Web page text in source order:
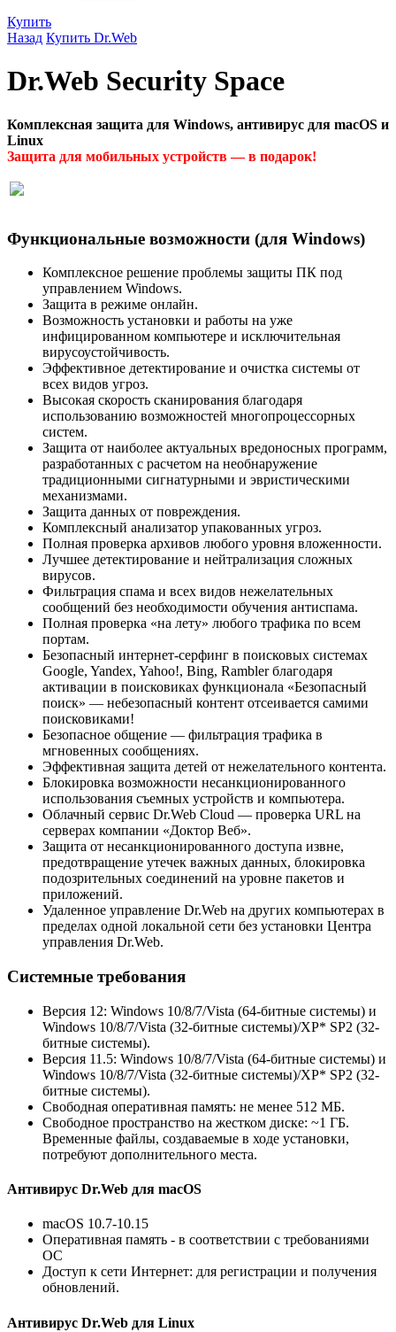
Купить
Назад Купить Dr.Web
Dr.Web Security Space
Комплексная защита для Windows, антивирус для macOS и
Linux
Защита для мобильных устройств — в подарок!
Функциональные возможности (для Windows)
Комплексное решение проблемы защиты ПК под
управлением Windows.
Защита в режиме онлайн.
Возможность установки и работы на уже
инфицированном компьютере и исключительная
вирусоустойчивость.
Эффективное детектирование и очистка системы от
всех видов угроз.
Высокая скорость сканирования благодаря
использованию возможностей многопроцессорных
систем.
Защита от наиболее актуальных вредоносных программ,
разработанных с расчетом на необнаружение
традиционными сигнатурными и эвристическими
механизмами.
Защита данных от повреждения.
Комплексный анализатор упакованных угроз.
Полная проверка архивов любого уровня вложенности.
Лучшее детектирование и нейтрализация сложных
вирусов.
Фильтрация спама и всех видов нежелательных
сообщений без необходимости обучения антиспама.
Полная проверка «на лету» любого трафика по всем
портам.
Безопасный интернет-серфинг в поисковых системах
Google, Yandex, Yahoo!, Bing, Rambler благодаря
активации в поисковиках функционала «Безопасный
поиск» — небезопасный контент отсеивается самими
поисковиками!
Безопасное общение — фильтрация трафика в
мгновенных сообщениях.
Эффективная защита детей от нежелательного контента.
Блокировка возможности несанкционированного
использования съемных устройств и компьютера.
Облачный сервис Dr.Web Cloud — проверка URL на
серверах компании «Доктор Веб».
Защита от несанкционированного доступа извне,
предотвращение утечек важных данных, блокировка
подозрительных соединений на уровне пакетов и
приложений.
Удаленное управление Dr.Web на других компьютерах в
пределах одной локальной сети без установки Центра
управления Dr.Web.
Системные требования
Версия 12: Windows 10/8/7/Vista (64-битные системы) и
Windows 10/8/7/Vista (32-битные системы)/XP* SP2 (32-
битные системы).
Версия 11.5: Windows 10/8/7/Vista (64-битные системы) и
Windows 10/8/7/Vista (32-битные системы)/XP* SP2 (32-
битные системы).
Свободная оперативная память: не менее 512 МБ.
Свободное пространство на жестком диске: ~1 ГБ.
Временные файлы, создаваемые в ходе установки,
потребуют дополнительного места.
Антивирус Dr.Web для macOS
macOS 10.7-10.15
Оперативная память - в соответствии с требованиями
ОС
Доступ к сети Интернет: для регистрации и получения
обновлений.
Антивирус Dr.Web для Linux